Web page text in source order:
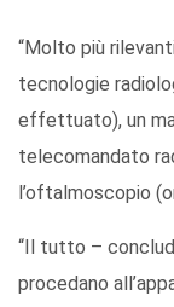
“Molto più
tecnologie
effettuato), un
telecomandato
l’oftalmoscopio
“Il tutto –
procedano